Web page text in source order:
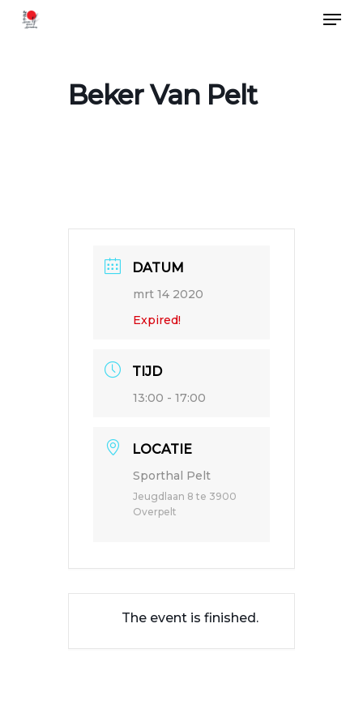
Skip
Menu
Beker Van Pelt
DATUM
mrt 14 2020
Expired!
TIJD
13:00 - 17:00
LOCATIE
Sporthal Pelt
Jeugdlaan 8 te 3900
Overpelt
The event is finished.